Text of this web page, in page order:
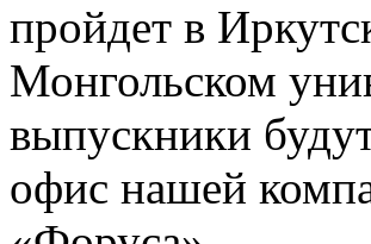
пройдет в
Монгольском
выпускники
офис нашей